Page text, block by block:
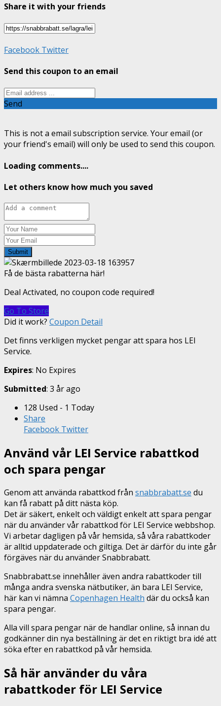
Share it with your friends
Facebook Twitter
Send this coupon to an email
Send
This is not a email subscription service. Your email (or
your friend's email) will only be used to send this coupon.
Loading comments....
Let others know how much you saved
Submit
Få de bästa rabatterna här!
Deal Activated, no coupon code required!
Go To Store
Did it work? Coupon Detail
Det finns verkligen mycket pengar att spara hos LEI
Service.
Expires: No Expires
Submitted: 3 år ago
128 Used - 1 Today
Share
Facebook Twitter
Använd vår LEI Service rabattkod
och spara pengar
Genom att använda rabattkod från snabbrabatt.se du
kan få rabatt på ditt nästa köp.
Det är säkert, enkelt och väldigt enkelt att spara pengar
när du använder vår rabattkod för LEI Service webbshop.
Vi arbetar dagligen på vår hemsida, så våra rabattkoder
är alltid uppdaterade och giltiga. Det är därför du inte går
förgäves när du använder Snabbrabatt.
Snabbrabatt.se innehåller även andra rabattkoder till
många andra svenska nätbutiker, än bara LEI Service,
här kan vi nämna Copenhagen Health där du också kan
spara pengar.
Alla vill spara pengar när de handlar online, så innan du
godkänner din nya beställning är det en riktigt bra idé att
söka efter en rabattkod på vår hemsida.
Så här använder du våra
rabattkoder för LEI Service